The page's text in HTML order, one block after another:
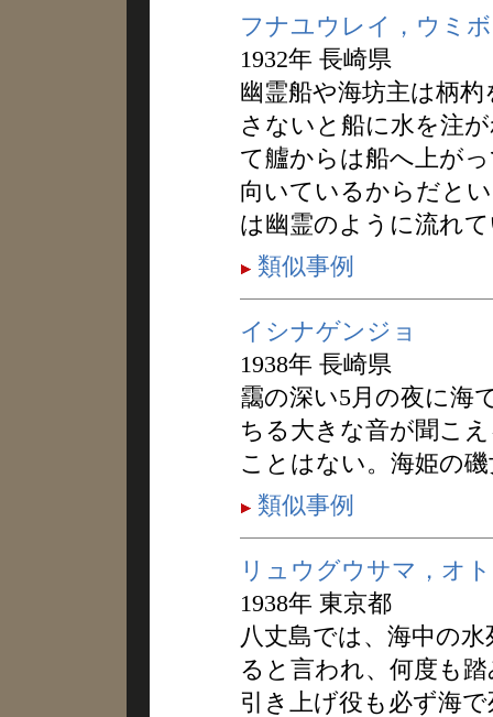
フナユウレイ，ウミ
1932年 長崎県
幽霊船や海坊主は柄
さないと船に水を注
て艫からは船へ上が
向いているからだと
は幽霊のように流れ
類似事例
イシナゲンジョ
1938年 長崎県
靄の深い5月の夜に海
ちる大きな音が聞こ
ことはない。海姫の
類似事例
リュウグウサマ，オ
1938年 東京都
八丈島では、海中の
ると言われ、何度も
引き上げ役も必ず海